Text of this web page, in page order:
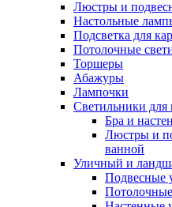
Люстры и
Настольные
Подсветка для
Потолочные
Торшеры
Абажуры
Лампочки
Светильники для
Бра и
Люстры и
ванной
Уличный и
Подвесные